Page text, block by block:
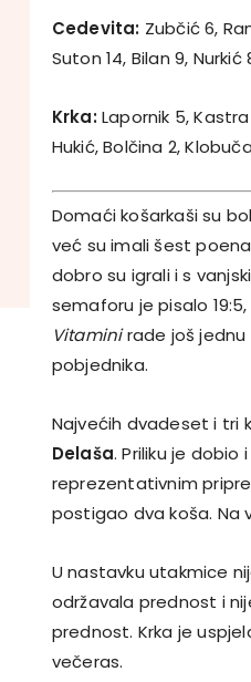
Cedevita: Zubčić 6,
Suton 14, Bilan 9,
Krka:Lapornik 5,
Hukić, Bolčina 2,
Domaći košarkaši su
već su imali šest
dobro su igrali i s
semaforu je pisalo
Vitaminirade još jednu
pobjednika.
Najvećih dvadeset i tri
Delaša. Priliku je dobio i
reprezentativnim
postigao dva koša. Na
U nastavku utakmice
održavala prednost i
prednost. Krka je
večeras.